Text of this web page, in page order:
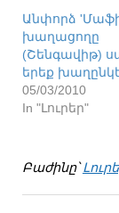
Անփորձ
խաղացողը
(Շենգավիթ)
երեք
05/03/2010
In "Լուրեր"
Բաժինը՝